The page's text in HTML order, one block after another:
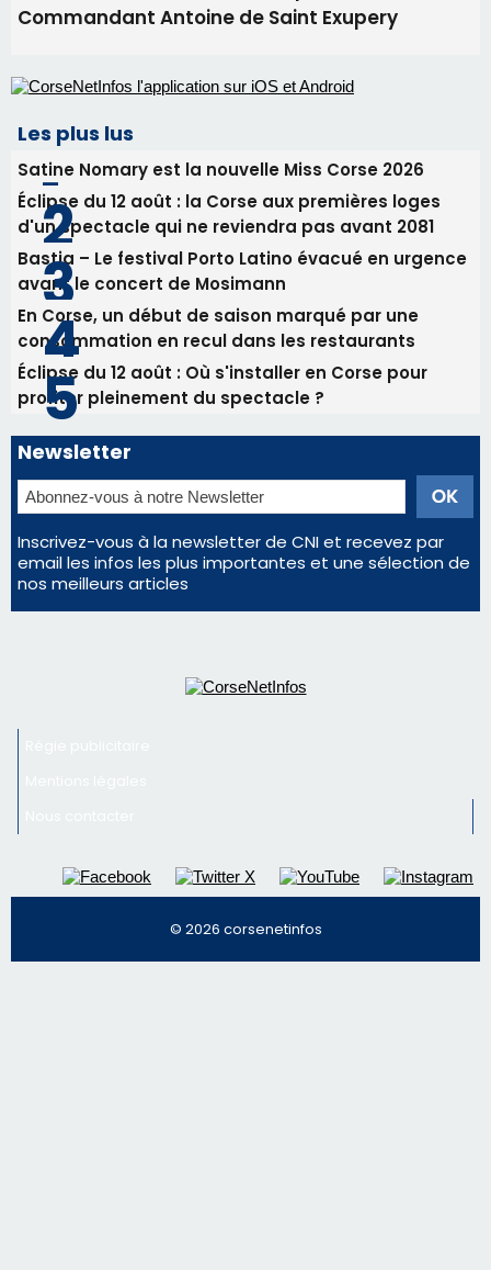
Commandant Antoine de Saint Exupery
Les plus lus
Satine Nomary est la nouvelle Miss Corse 2026
Éclipse du 12 août : la Corse aux premières loges
d'un spectacle qui ne reviendra pas avant 2081
Bastia – Le festival Porto Latino évacué en urgence
avant le concert de Mosimann
En Corse, un début de saison marqué par une
consommation en recul dans les restaurants
Éclipse du 12 août : Où s'installer en Corse pour
profiter pleinement du spectacle ?
Newsletter
Inscrivez-vous à la newsletter de CNI et recevez par
email les infos les plus importantes et une sélection de
nos meilleurs articles
© 2026 corsenetinfos